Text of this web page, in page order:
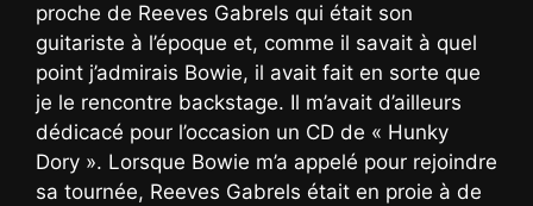
proche de Reeves Gabrels qui était son
guitariste à l’époque et, comme il savait à quel
point j’admirais Bowie, il avait fait en sorte que
je le rencontre backstage. Il m’avait d’ailleurs
dédicacé pour l’occasion un CD de « Hunky
Dory ». Lorsque Bowie m’a appelé pour rejoindre
sa tournée, Reeves Gabrels était en proie à de